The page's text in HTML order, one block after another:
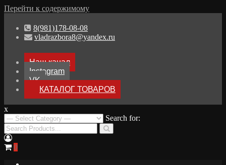
Перейти к содержимому
8(981)178-08-08
vladrazbora8@yandex.ru
Наш канал
Instagram
VK
КАТАЛОГ ТОВАРОВ
Разбор Ауди А8
Разборка Audi A8 D3
x
Search for:
0